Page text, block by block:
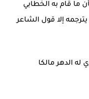
ما قام به الخطابي
إلا قول الشاعر